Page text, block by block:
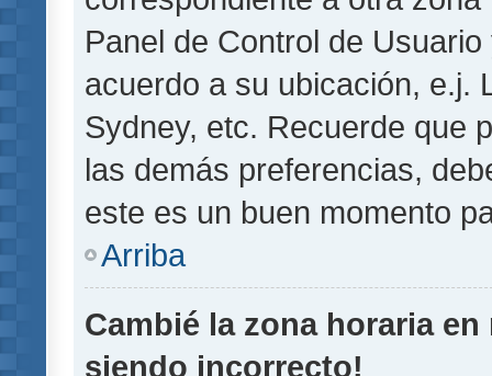
Panel de Control de
acuerdo a su ubicación, e.j.
Sydney, etc. Recuerde que
las demás preferencias,
este es un buen momento
Arriba
Cambié la zona horaria
siendo incorrecto!